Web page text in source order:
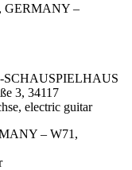
GERMANY –
SCHAUSPIELHAUS
3, 34117
electric guitar
– W71,